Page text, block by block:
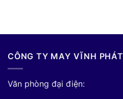
CÔNG TY MAY VĨNH PHÁT
Văn phòng đại điện: